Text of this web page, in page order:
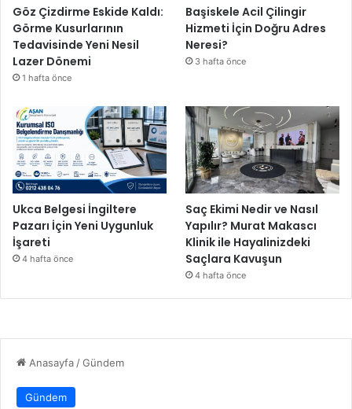
Göz Çizdirme Eskide Kaldı:
Görme Kusurlarının
Tedavisinde Yeni Nesil
Lazer Dönemi
1 hafta önce
Başiskele Acil Çilingir
Hizmeti İçin Doğru Adres
Neresi?
3 hafta önce
Ukca Belgesi İngiltere
Pazarı İçin Yeni Uygunluk
İşareti
4 hafta önce
Saç Ekimi Nedir ve Nasıl
Yapılır? Murat Makascı
Klinik ile Hayalinizdeki
Saçlara Kavuşun
4 hafta önce